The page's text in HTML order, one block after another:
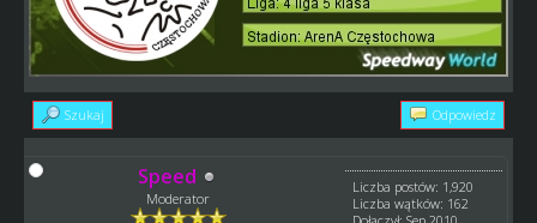
Szukaj Odpowiedz
Speed
Moderator
Liczba postów: 1,920
Liczba wątków: 162